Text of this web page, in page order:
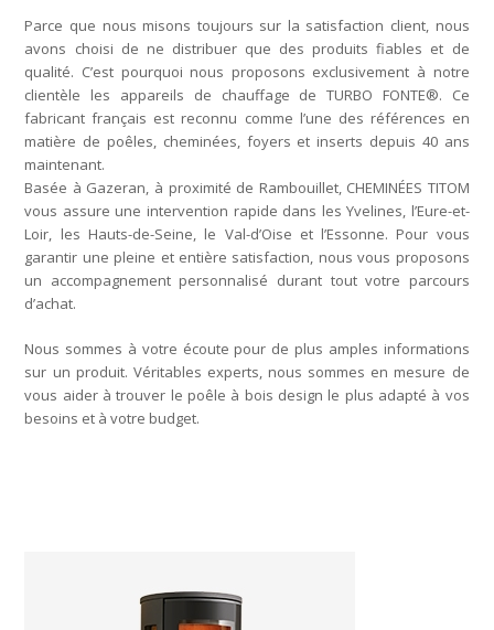
Parce que nous misons toujours sur la satisfaction client, nous
avons choisi de ne distribuer que des produits fiables et de
qualité. C’est pourquoi nous proposons exclusivement à notre
clientèle les appareils de chauffage de TURBO FONTE®. Ce
fabricant français est reconnu comme l’une des références en
matière de poêles, cheminées, foyers et inserts depuis 40 ans
maintenant.
Basée à Gazeran, à proximité de Rambouillet, CHEMINÉES TITOM
vous assure une intervention rapide dans les Yvelines, l’Eure-et-
Loir, les Hauts-de-Seine, le Val-d’Oise et l’Essonne. Pour vous
garantir une pleine et entière satisfaction, nous vous proposons
un accompagnement personnalisé durant tout votre parcours
d’achat.
Nous sommes à votre écoute pour de plus amples informations
sur un produit. Véritables experts, nous sommes en mesure de
vous aider à trouver le poêle à bois design le plus adapté à vos
besoins et à votre budget.